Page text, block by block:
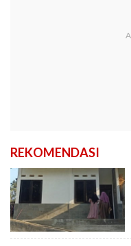
REKOMENDASI